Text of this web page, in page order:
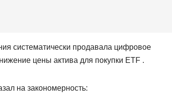
систематически продавала цифровое
цены актива для покупки ETF .
на закономерность: